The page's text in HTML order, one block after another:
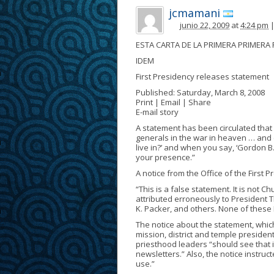
jcmamani
junio 22, 2009 at4:24 pm |
ESTA CARTA DE LA PRIMERA
IDEM
First Presidency releases statement
Published: Saturday, March 8, 2008
Print | Email | Share
E-mail story
A statement has been circulated
generals in the war in heaven … and
live in?’ and when you say, ‘Gordon
your presence.”
A notice from the Office of the First
“This is a false statement. It is not
attributed erroneously to President
K. Packer, and others. None of
The notice about the statement,
mission, district and temple
priesthood leaders “should see that
newsletters.” Also, the notice
use.”